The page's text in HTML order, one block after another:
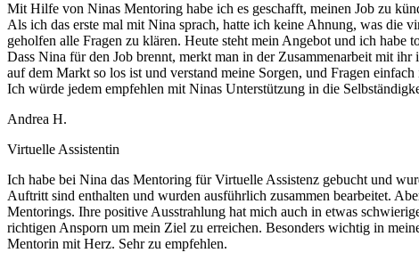
Mit Hilfe von Ninas Mentoring habe ich es geschafft, meinen Job zu
Als ich das erste mal mit Nina sprach, hatte ich keine Ahnung, was die
geholfen alle Fragen zu klären. Heute steht mein Angebot und ich habe
Dass Nina für den Job brennt, merkt man in der Zusammenarbeit mit
auf dem Markt so los ist und verstand meine Sorgen, und Fragen einfach
Ich würde jedem empfehlen mit Ninas Unterstützung in die
Andrea H.
Virtuelle Assistentin
Ich habe bei Nina das Mentoring für Virtuelle Assistenz gebucht und
Auftritt sind enthalten und wurden ausführlich zusammen bearbeitet.
Mentorings. Ihre positive Ausstrahlung hat mich auch in etwas
richtigen Ansporn um mein Ziel zu erreichen. Besonders wichtig in
Mentorin mit Herz. Sehr zu empfehlen.